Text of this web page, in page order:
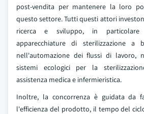
post-vendita per mantenere la loro
questo settore. Tutti questi attori
ricerca e sviluppo, in
apparecchiature di sterilizzazione a
nell'automazione dei flussi di lavoro,
sistemi ecologici per la
assistenza medica e infermieristica.
Inoltre, la concorrenza è guidata da
l'efficienza del prodotto, il tempo del